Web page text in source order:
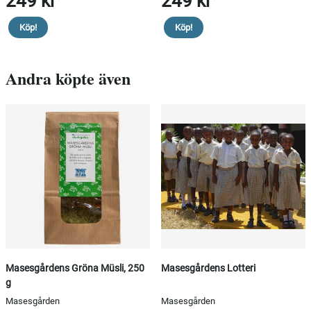
Köp! Köp!
Andra köpte även
Masesgårdens Gröna Müsli, 250
g
Masesgården
Masesgårdens Lotteri
Masesgården